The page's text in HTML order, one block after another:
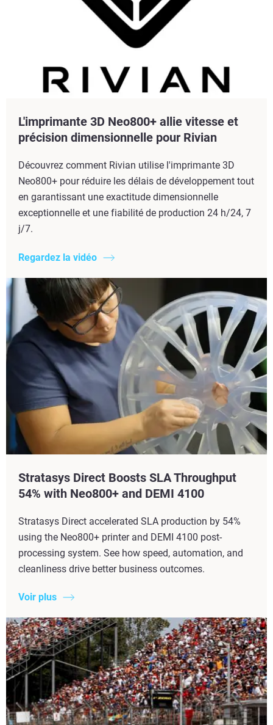
L'imprimante 3D Neo800+ allie vitesse et
précision dimensionnelle pour Rivian
Découvrez comment Rivian utilise l'imprimante 3D
Neo800+ pour réduire les délais de développement tout
en garantissant une exactitude dimensionnelle
exceptionnelle et une fiabilité de production 24 h/24, 7
j/7.
Regardez la vidéo
Stratasys Direct Boosts SLA Throughput
54% with Neo800+ and DEMI 4100
Stratasys Direct accelerated SLA production by 54%
using the Neo800+ printer and DEMI 4100 post-
processing system. See how speed, automation, and
cleanliness drive better business outcomes.
Voir plus